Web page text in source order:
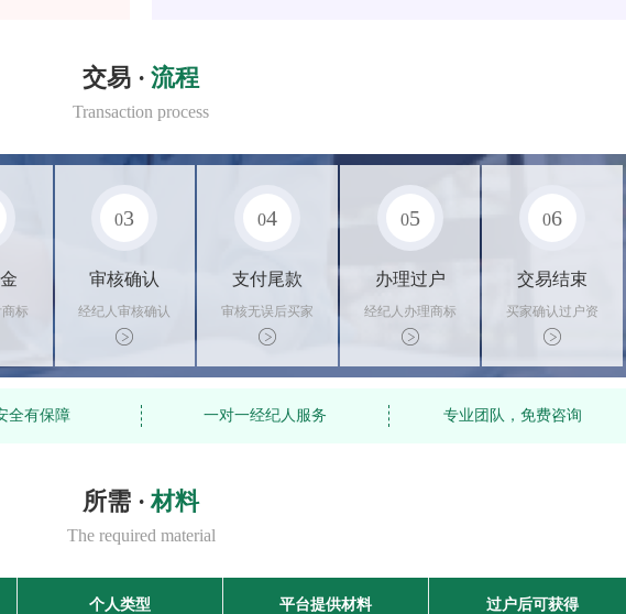
交易 · 流程
Transaction process
标
购
03
审核确认
经纪人审核确认
商标状态
04
支付尾款
审核无误后买家
支付尾款，卖家
办理相关手续
05
办理过户
经纪人办理商标
转让手续，交付
相关证书
06
交易结束
买家确认过户资
料后，平台解冻
资金支付卖家
全有保障 一对一经纪人服务 专业团队，免费咨询
所需 · 材料
The required material
个人类型 平台提供材料 过户后可获得